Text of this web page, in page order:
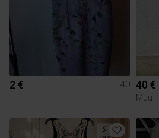
2 € 40 40 €
Muu